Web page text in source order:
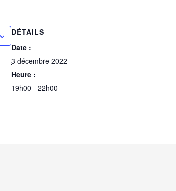
DÉTAILS
Date :
3 décembre 2022
Heure :
19h00 - 22h00